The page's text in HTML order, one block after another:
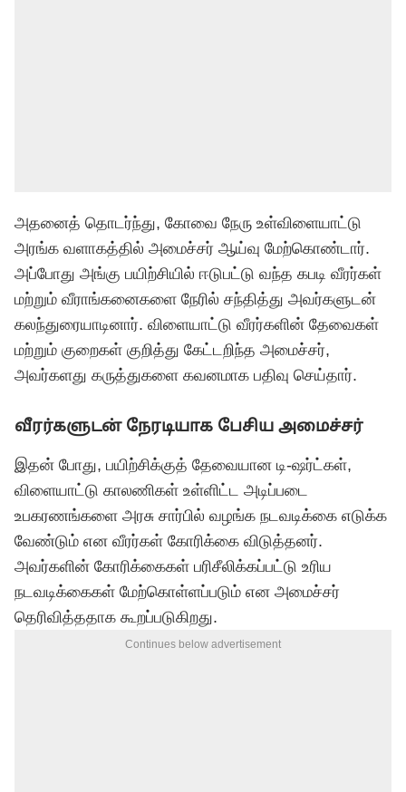
அதனைத் தொடர்ந்து, கோவை நேரு உள்விளையாட்டு
அரங்க வளாகத்தில் அமைச்சர் ஆய்வு மேற்கொண்டார்.
அப்போது அங்கு பயிற்சியில் ஈடுபட்டு வந்த கபடி வீரர்கள்
மற்றும் வீராங்கனைகளை நேரில் சந்தித்து அவர்களுடன்
கலந்துரையாடினார். விளையாட்டு வீரர்களின் தேவைகள்
மற்றும் குறைகள் குறித்து கேட்டறிந்த அமைச்சர்,
அவர்களது கருத்துகளை கவனமாக பதிவு செய்தார்.
வீரர்களுடன் நேரடியாக பேசிய அமைச்சர்
இதன் போது, பயிற்சிக்குத் தேவையான டி-ஷர்ட்கள்,
விளையாட்டு காலணிகள் உள்ளிட்ட அடிப்படை
உபகரணங்களை அரசு சார்பில் வழங்க நடவடிக்கை எடுக்க
வேண்டும் என வீரர்கள் கோரிக்கை விடுத்தனர்.
அவர்களின் கோரிக்கைகள் பரிசீலிக்கப்பட்டு உரிய
நடவடிக்கைகள் மேற்கொள்ளப்படும் என அமைச்சர்
தெரிவித்ததாக கூறப்படுகிறது.
Continues below advertisement